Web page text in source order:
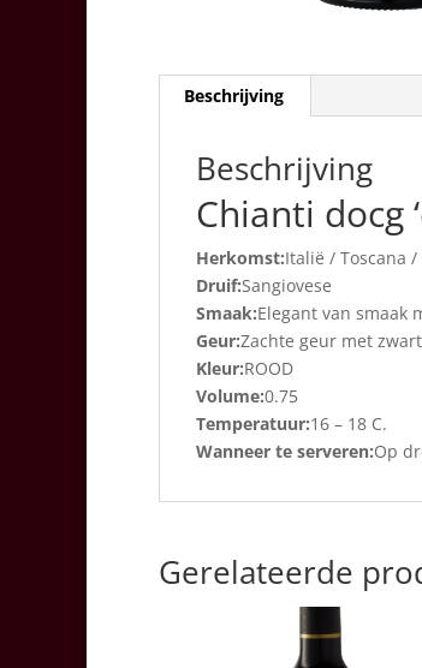
Beschrijving
Beschrijving
Chianti docg
Herkomst:Italië / Toscana
Druif:Sangiovese
Smaak:Elegant van smaak
Geur:Zachte geur met
Kleur:ROOD
Volume:0.75
Temperatuur:16 – 18 C.
Wanneer te serveren:Op
Gerelateerde